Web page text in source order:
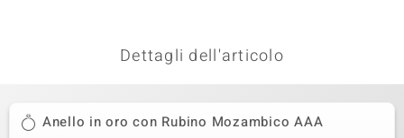
Dettagli dell'articolo
Anello in oro con Rubino Mozambico AAA